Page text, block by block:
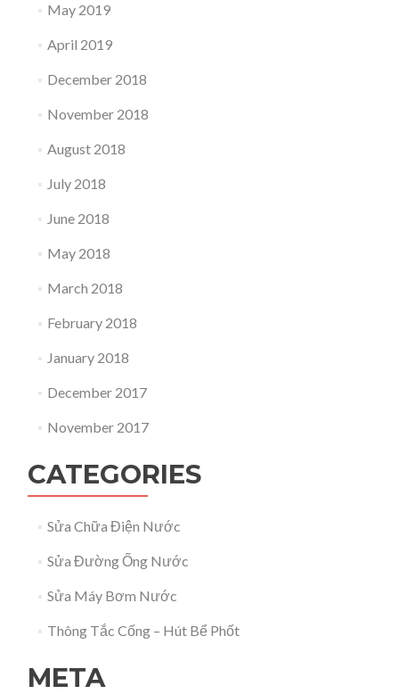
May 2019
April 2019
December 2018
November 2018
August 2018
July 2018
June 2018
May 2018
March 2018
February 2018
January 2018
December 2017
November 2017
CATEGORIES
Sửa Chữa Điện Nước
Sửa Đường Ống Nước
Sửa Máy Bơm Nước
Thông Tắc Cống – Hút Bể Phốt
META